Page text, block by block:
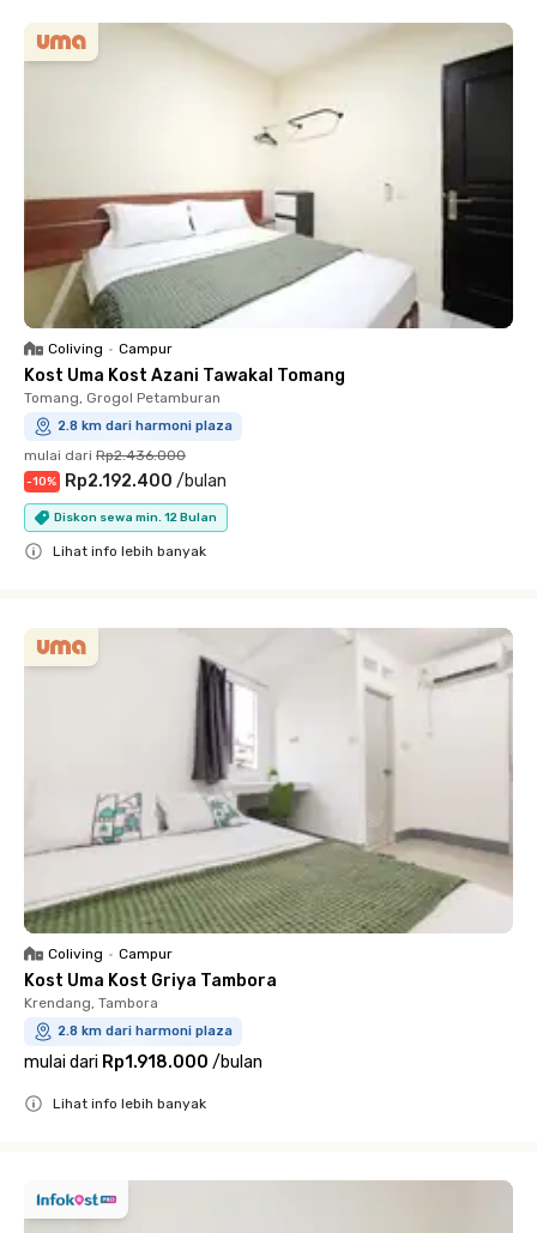
Coliving • Campur
Kost Uma Kost Azani Tawakal Tomang
Tomang, Grogol Petamburan
2.8 km dari harmoni plaza
mulai dari Rp2.436.000
-10% Rp2.192.400 /bulan
Diskon sewa min. 12 Bulan
Lihat info lebih banyak
Coliving • Campur
Kost Uma Kost Griya Tambora
Krendang, Tambora
2.8 km dari harmoni plaza
mulai dari Rp1.918.000 /bulan
Lihat info lebih banyak